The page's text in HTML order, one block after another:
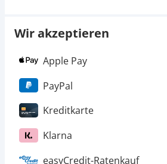
Wir akzeptieren
Apple Pay
PayPal
Kreditkarte
Klarna
easyCredit-Ratenkauf